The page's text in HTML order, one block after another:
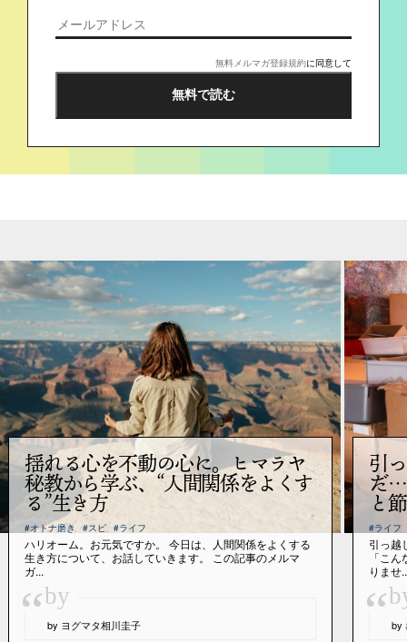
無料メルマガ登録規約に同意して
揺れる心を不動の心に。ヒマラヤ
秘教から学ぶ、“人間関係をよくす
る”生き方
#オトナ磨き #スピ #ライフ
ハリオーム。お元気ですか。 今日は、人間関係をよくする
生き方について、お話していきます。 この記事のメルマ
ガ...
“by
by ヨグマタ相川圭子
引
だ…
と
#ライフ
引っ越
「こ
りませ
“ by